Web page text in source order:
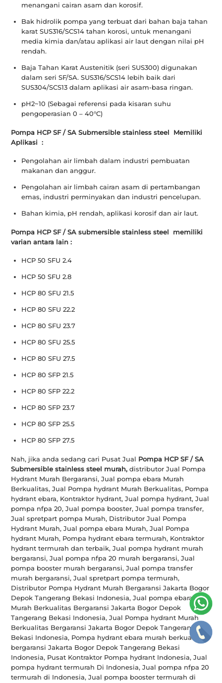
menangani cairan asam dan korosif.
Bak hidrolik pompa yang terbuat dari bahan baja tahan
karat SUS316/SCS14 tahan korosi, untuk menangani
media kimia dan/atau aplikasi air laut dengan nilai pH
rendah.
Baja Tahan Karat Austenitik (seri SUS300) digunakan
dalam seri SF/SA. SUS316/SCS14 lebih baik dari
SUS304/SCS13 dalam aplikasi air asam-basa ringan.
pH2~10 (Sebagai referensi pada kisaran suhu
pengoperasian 0 – 40°C)
Pompa HCP SF / SA Submersible stainless steel Memiliki
Aplikasi :
Pengolahan air limbah dalam industri pembuatan
makanan dan anggur.
Pengolahan air limbah cairan asam di pertambangan
emas, industri perminyakan dan industri pencelupan.
Bahan kimia, pH rendah, aplikasi korosif dan air laut.
Pompa HCP SF / SA submersible stainless steel memiliki
varian antara lain :
HCP 50 SFU 2.4
HCP 50 SFU 2.8
HCP 80 SFU 21.5
HCP 80 SFU 22.2
HCP 80 SFU 23.7
HCP 80 SFU 25.5
HCP 80 SFU 27.5
HCP 80 SFP 21.5
HCP 80 SFP 22.2
HCP 80 SFP 23.7
HCP 80 SFP 25.5
HCP 80 SFP 27.5
Nah, jika anda sedang cari Pusat Jual Pompa HCP SF / SA
Submersible stainless steel murah,distributor Jual Pompa
Hydrant Murah Bergaransi, Jual pompa ebara Murah
Berkualitas, Jual Pompa hydrant Murah Berkualitas, Pompa
hydrant ebara, Kontraktor hydrant, Jual pompa hydrant, Jual
pompa nfpa 20, Jual pompa booster, Jual pompa transfer,
Jual spretpart pompa Murah, Distributor Jual Pompa
Hydrant Murah, Jual pompa ebara Murah, Jual Pompa
hydrant Murah, Pompa hydrant ebara termurah, Kontraktor
hydrant termurah dan terbaik, Jual pompa hydrant murah
bergaransi, Jual pompa nfpa 20 murah bergaransi, Jual
pompa booster murah bergaransi, Jual pompa transfer
murah bergaransi, Jual spretpart pompa termurah,
Distributor Pompa Hydrant Murah Bergaransi Jakarta Bogor
Depok Tangerang Bekasi Indonesia, Jual pompa ebara
Murah Berkualitas Bergaransi Jakarta Bogor Depok
Tangerang Bekasi Indonesia, Jual Pompa hydrant Murah
Berkualitas Bergaransi Jakarta Bogor Depok Tangerang
Bekasi Indonesia, Pompa hydrant ebara murah berkualitas
bergaransi Jakarta Bogor Depok Tangerang Bekasi
Indonesia, Pusat Kontraktor Pompa hydrant Indonesia, Jual
pompa hydrant termurah Di Indonesia, Jual pompa nfpa 20
termurah di Indonesia, Jual pompa booster termurah di